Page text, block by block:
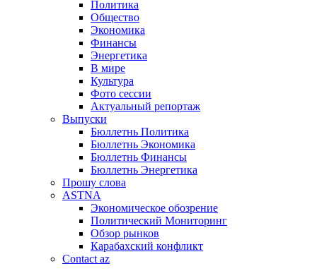
Политика
Общество
Экономика
Финансы
Энергетика
В мире
Культура
Фото сессии
Актуальный репортаж
Выпуски
Бюллетнь Политика
Бюллетнь Экономика
Бюллетнь Финансы
Бюллетнь Энергетика
Прошу слова
ASTNA
Экономическое обозрение
Политический Мониторинг
Обзор рынков
Карабахский конфликт
Contact az